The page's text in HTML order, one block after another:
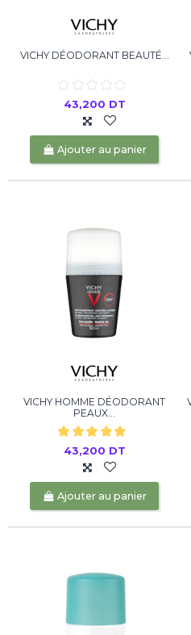
VICHY DÉODORANT BEAUTÉ...
43,200 DT
Ajouter au panier
VICHY HOMME DÉODORANT
PEAUX...
43,200 DT
Ajouter au panier